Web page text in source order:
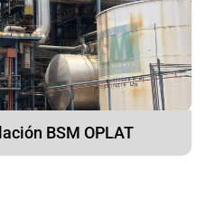
BSM OPLAT